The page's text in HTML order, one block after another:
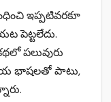
ఇప్పటివరకూ
పెట్టలేదు.
పలువురు
భాషలతో పాటు,